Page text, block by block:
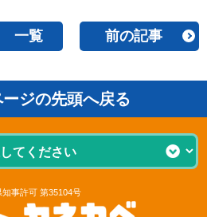
一覧 前の記事
ージの先頭へ戻る
知事許可 第35104号